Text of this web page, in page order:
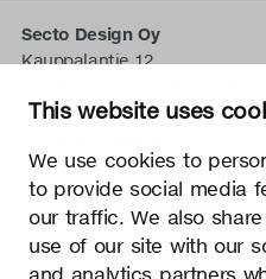
This website uses
We use cookies to
to provide social media
our traffic. We also
use of our site with our
and analytics partners
Secto Design Oy
Kauppalantie 12
tel.+358 9 5050 598
Secto Design Oy possède